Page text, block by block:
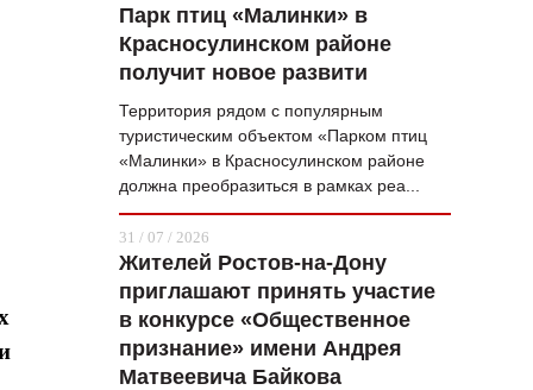
Парк птиц «Малинки» в
Красносулинском районе
получит новое развити
Территория рядом с популярным
туристическим объектом «Парком птиц
«Малинки» в Красносулинском районе
должна преобразиться в рамках реа...
31 / 07 / 2026
Жителей Ростов-на-Дону
приглашают принять участие
в конкурсе «Общественное
признание» имени Андрея
Матвеевича Байкова